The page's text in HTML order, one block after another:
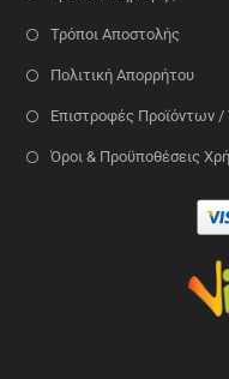
Τρόποι Αποστολής
Πολιτική Απορρήτου
Επιστροφές Προϊόντων
Όροι & Προϋποθέσεις